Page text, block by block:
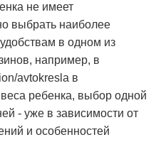
не имеет
выбрать наиболее
в одном из
например, в
avtokresla в
ребенка, выбор одной
- уже в зависимости от
и особенностей